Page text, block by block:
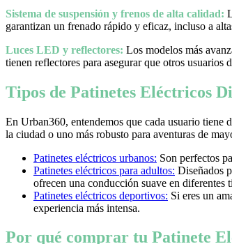
Sistema de suspensión y frenos de alta calidad:
garantizan un frenado rápido y eficaz, incluso a
Luces LED y reflectores: Los modelos más
tienen reflectores para asegurar que otros usuarios
Tipos de Patinetes Eléctricos
En Urban360, entendemos que cada usuario tiene
la ciudad o uno más robusto para aventuras de
Patinetes eléctricos urbanos: Son perfectos
Patinetes eléctricos para adultos: Diseñados
ofrecen una conducción suave en diferentes
Patinetes eléctricos deportivos: Si eres un
experiencia más intensa.
Por qué comprar tu Patinete